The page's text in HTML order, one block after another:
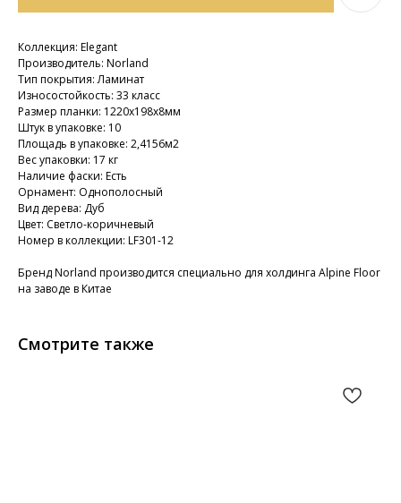
Коллекция: Elegant
Производитель: Norland
Тип покрытия: Ламинат
Износостойкость: 33 класс
Размер планки: 1220х198х8мм
Штук в упаковке: 10
Площадь в упаковке: 2,4156м2
Вес упаковки: 17 кг
Наличие фаски: Есть
Орнамент: Однополосный
Вид дерева: Дуб
Цвет: Светло-коричневый
Номер в коллекции: LF301-12
Бренд Norland производится специально для холдинга Alpine Floor
на заводе в Китае
Смотрите также